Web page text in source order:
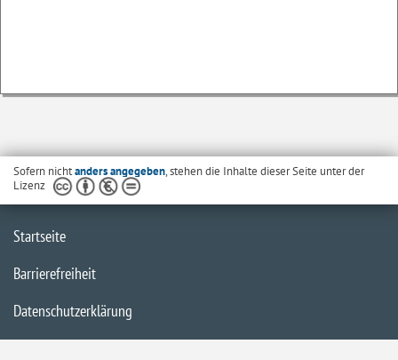
Sofern nichtanders angegeben, stehen die Inhalte dieser Seite unter der
Lizenz
Startseite
Barrierefreiheit
Datenschutzerklärung